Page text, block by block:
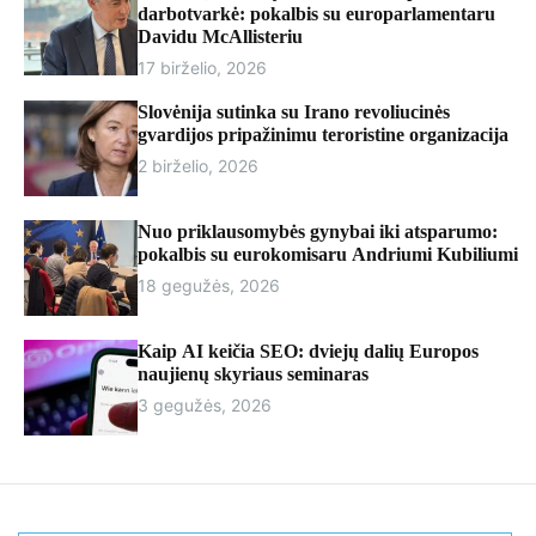
r
darbotvarkė: pokalbis su europarlamentaru
Davidu McAllisteriu
17 birželio, 2026
Slovėnija sutinka su Irano revoliucinės
gvardijos pripažinimu teroristine organizacija
2 birželio, 2026
Nuo priklausomybės gynybai iki atsparumo:
pokalbis su eurokomisaru Andriumi Kubiliumi
18 gegužės, 2026
Kaip AI keičia SEO: dviejų dalių Europos
naujienų skyriaus seminaras
3 gegužės, 2026